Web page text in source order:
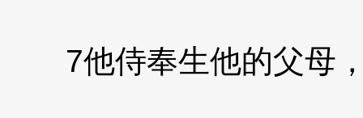
7他侍奉生他的父母